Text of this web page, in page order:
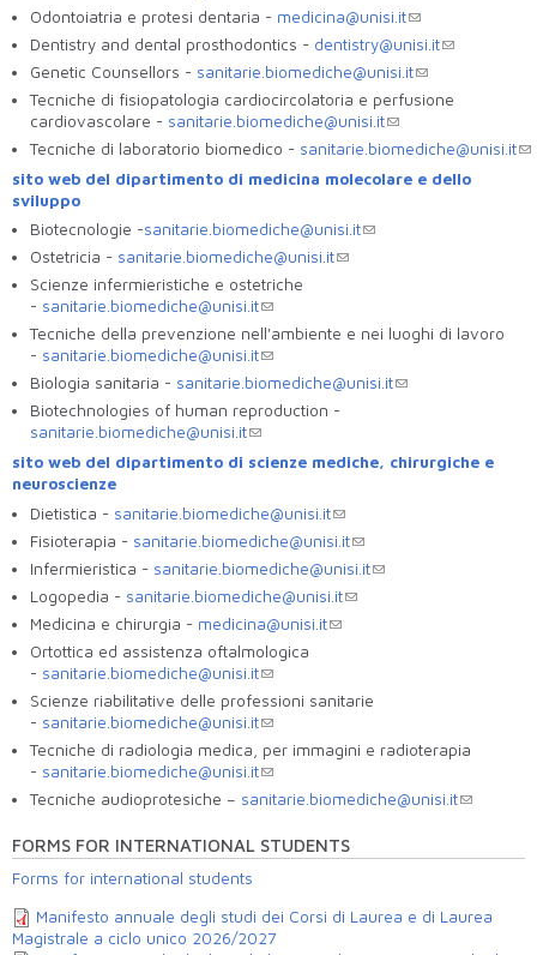
Odontoiatria e protesi dentaria - medicina@unisi.it
Dentistry and dental prosthodontics - dentistry@unisi.it
Genetic Counsellors - sanitarie.biomediche@unisi.it
Tecniche di fisiopatologia cardiocircolatoria e perfusione
cardiovascolare - sanitarie.biomediche@unisi.it
Tecniche di laboratorio biomedico - sanitarie.biomediche@unisi.it
sito web del dipartimento di medicina molecolare e dello
sviluppo
Biotecnologie -sanitarie.biomediche@unisi.it
Ostetricia - sanitarie.biomediche@unisi.it
Scienze infermieristiche e ostetriche
- sanitarie.biomediche@unisi.it
Tecniche della prevenzione nell'ambiente e nei luoghi di lavoro
- sanitarie.biomediche@unisi.it
Biologia sanitaria - sanitarie.biomediche@unisi.it
Biotechnologies of human reproduction -
sanitarie.biomediche@unisi.it
sito web del dipartimento di scienze mediche, chirurgiche e
neuroscienze
Dietistica - sanitarie.biomediche@unisi.it
Fisioterapia - sanitarie.biomediche@unisi.it
Infermieristica - sanitarie.biomediche@unisi.it
Logopedia - sanitarie.biomediche@unisi.it
Medicina e chirurgia - medicina@unisi.it
Ortottica ed assistenza oftalmologica
- sanitarie.biomediche@unisi.it
Scienze riabilitative delle professioni sanitarie
- sanitarie.biomediche@unisi.it
Tecniche di radiologia medica, per immagini e radioterapia
- sanitarie.biomediche@unisi.it
Tecniche audioprotesiche – sanitarie.biomediche@unisi.it
FORMS FOR INTERNATIONAL STUDENTS
Forms for international students
Manifesto annuale degli studi dei Corsi di Laurea e di Laurea
Magistrale a ciclo unico 2026/2027